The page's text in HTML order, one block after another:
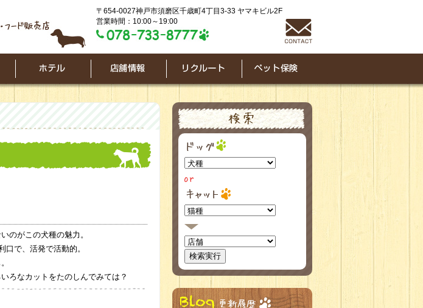
〒654-0027神戸市須磨区千歳町4丁目3-33 ヤマキビル2F
営業時間：10:00～19:00
のがこの犬種の魅力。
口で、活発で活動的。
ろなカットをたのしんでみては？